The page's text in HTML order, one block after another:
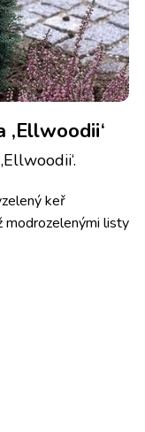
keř
modrozelenými listy